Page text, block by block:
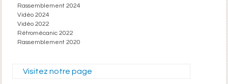
Rassemblement 2024
Vidéo 2024
Vidéo 2022
Rétromécanic 2022
Rassemblement 2020
Visitez notre page